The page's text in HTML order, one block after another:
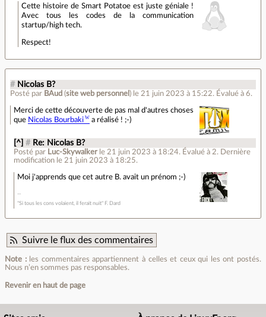
Cette histoire de Smart Potatoe est juste géniale !
Avec tous les codes de la communication
startup/high tech.
Respect!
# Nicolas B?
Posté par BAud (site web personnel ) le 21 juin 2023 à 15:22. Évalué à 6.
Merci de cette découverte de pas mal d'autres choses
que Nicolas Bourbaki a réalisé ! ;-)
[^] # Re: Nicolas B?
Posté par Luc-Skywalker le 21 juin 2023 à 18:24. Évalué à 2. Dernière
modification le 21 juin 2023 à 18:25.
Moi j'apprends que cet autre B. avait un prénom ;-)
"Si tous les cons volaient, il ferait nuit" F. Dard
Suivre le flux des commentaires
Note :les commentaires appartiennent à celles et ceux qui les ont postés.
Nous n’en sommes pas responsables.
Revenir en haut de page